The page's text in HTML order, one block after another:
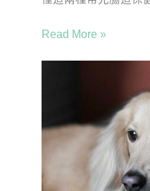
Read More »